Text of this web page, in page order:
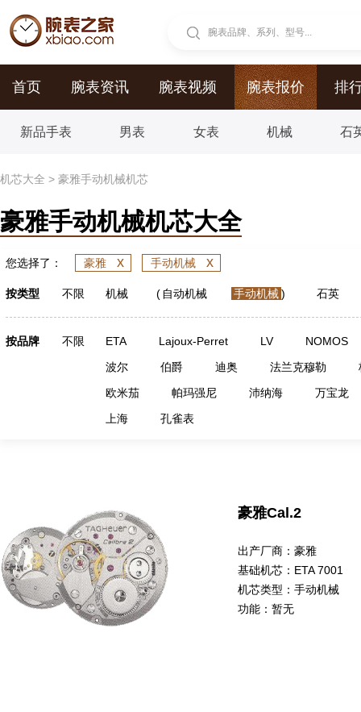
腕表品牌、系列、型号...
首页 腕表资讯 腕表视频 腕表报价 排
新品手表 男表 女表 机械 石
机芯大全 > 豪雅手动机械机芯
豪雅手动机械机芯大全
您选择了： 豪雅 x 手动机械 x
按类型 不限 机械 ( 自动机械 手动机械) 石英
按品牌 不限 ETA Lajoux-Perret LV
NOMOS
波尔
伯爵 迪奥 法兰克穆勒
欧米茄
帕玛强尼 沛纳海
万宝龙
上海
孔雀表
豪雅Cal.2
出产厂商： 豪雅
基础机芯： ETA 7001
机芯类型： 手动机械
功能： 暂无